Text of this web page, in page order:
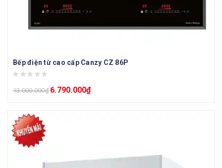
Bếp điện từ cao cấp Canzy CZ 86P
13.000.000₫ 6.790.000₫